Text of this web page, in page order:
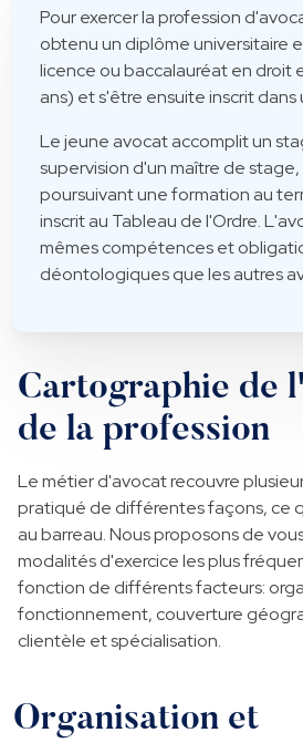
Pour exercer la profession
obtenu un diplôme universitaire
licence ou baccalauréat en droit
ans) et s'être ensuite inscrit dans
Le jeune avocat accomplit un
supervision d'un maître de
poursuivant une formation au
inscrit au Tableau de l'Ordre.
mêmes compétences et
déontologiques que les autres
Cartographie de
de la profession
Le métier d'avocat recouvre
pratiqué de différentes façons, ce
au barreau. Nous proposons de
modalités d'exercice les plus
fonction de différents facteurs:
fonctionnement, couverture
clientèle et spécialisation.
Organisation et